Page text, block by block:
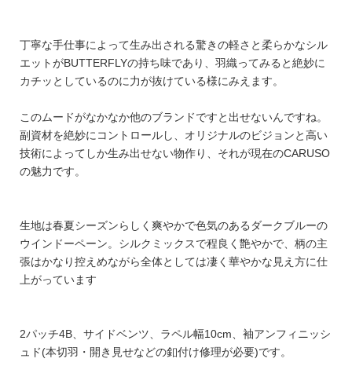
丁寧な手仕事によって生み出される驚きの軽さと柔らかなシル
エットがBUTTERFLYの持ち味であり、羽織ってみると絶妙に
カチッとしているのに力が抜けている様にみえます。
このムードがなかなか他のブランドですと出せないんですね。
副資材を絶妙にコントロールし、オリジナルのビジョンと高い
技術によってしか生み出せない物作り、それが現在のCARUSO
の魅力です。
生地は春夏シーズンらしく爽やかで色気のあるダークブルーの
ウインドーペーン。シルクミックスで程良く艶やかで、柄の主
張はかなり控えめながら全体としては凄く華やかな見え方に仕
上がっています
2パッチ4B、サイドベンツ、ラペル幅10cm、袖アンフィニッシ
ュド(本切羽・開き見せなどの釦付け修理が必要)です。